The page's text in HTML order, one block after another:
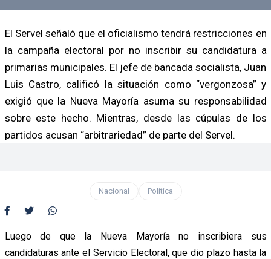
El Servel señaló que el oficialismo tendrá restricciones en
la campaña electoral por no inscribir su candidatura a
primarias municipales. El jefe de bancada socialista, Juan
Luis Castro, calificó la situación como “vergonzosa” y
exigió que la Nueva Mayoría asuma su responsabilidad
sobre este hecho. Mientras, desde las cúpulas de los
partidos acusan “arbitrariedad” de parte del Servel.
Nacional Política
Luego de que la Nueva Mayoría no inscribiera sus
candidaturas ante el Servicio Electoral, que dio plazo hasta la